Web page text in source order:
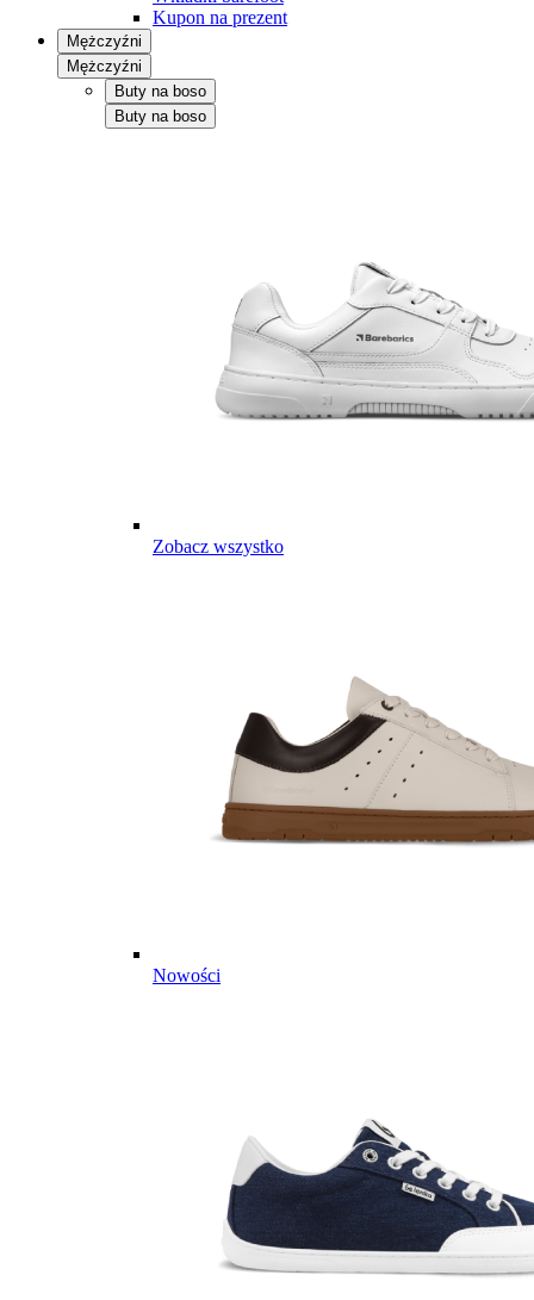
Kupon na prezent
Mężczyźni
Mężczyźni
Buty na boso
Buty na boso
Zobacz wszystko
Nowości